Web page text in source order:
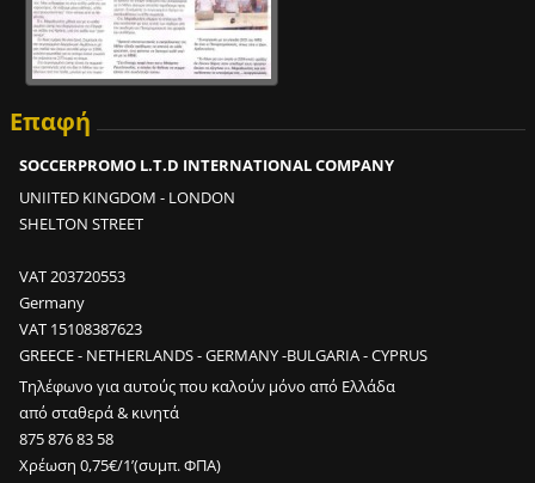
Επαφή
SOCCERPROMO L.T.D INTERNATIONAL COMPANY
UNIITED KINGDOM - LONDON
SHELTON STREET
VAT 203720553
Germany
VAT 15108387623
GREECE - NETHERLANDS - GERMANY -BULGARIA - CYPRUS
Τηλέφωνο για αυτούς που καλούν μόνο από Ελλάδα
από σταθερά & κινητά
875 876 83 58
Χρέωση 0,75€/1’(συμπ. ΦΠΑ)